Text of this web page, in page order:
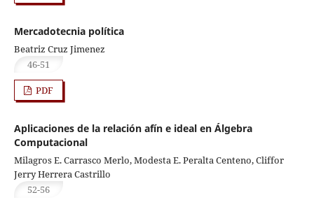
Mercadotecnia política
Beatriz Cruz Jimenez
46-51
PDF
Aplicaciones de la relación afín e ideal en Álgebra
Computacional
Milagros E. Carrasco Merlo, Modesta E. Peralta Centeno, Cliffor
Jerry Herrera Castrillo
52-56